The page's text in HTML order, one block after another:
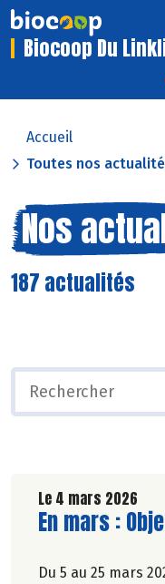
Biocoop Du
Accueil
Toutes nos
Nos
187 actualités
Le 4 mars 2026
Lire la suite
En mars :
Du 5 au 25 mars